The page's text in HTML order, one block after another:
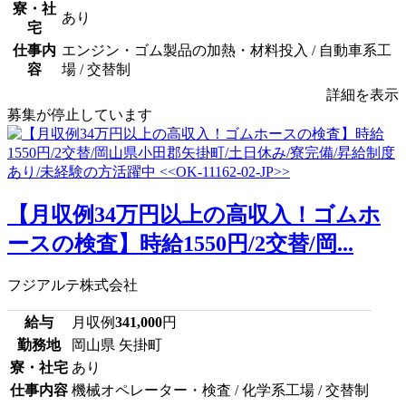
寮・社
宅
あり
仕事内
容
エンジン・ゴム製品の加熱・材料投入 / 自動車系工
場 / 交替制
詳細を表示
募集が停止しています
【月収例34万円以上の高収入！ゴムホ
ースの検査】時給1550円/2交替/岡...
フジアルテ株式会社
給与 月収例341,000円
勤務地
岡山県 矢掛町
寮・社宅 あり
仕事内容 機械オペレーター・検査 / 化学系工場 / 交替制